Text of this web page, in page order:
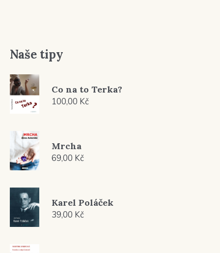
Naše tipy
Co na to Terka?
100,00 Kč
Mrcha
69,00 Kč
Karel Poláček
39,00 Kč